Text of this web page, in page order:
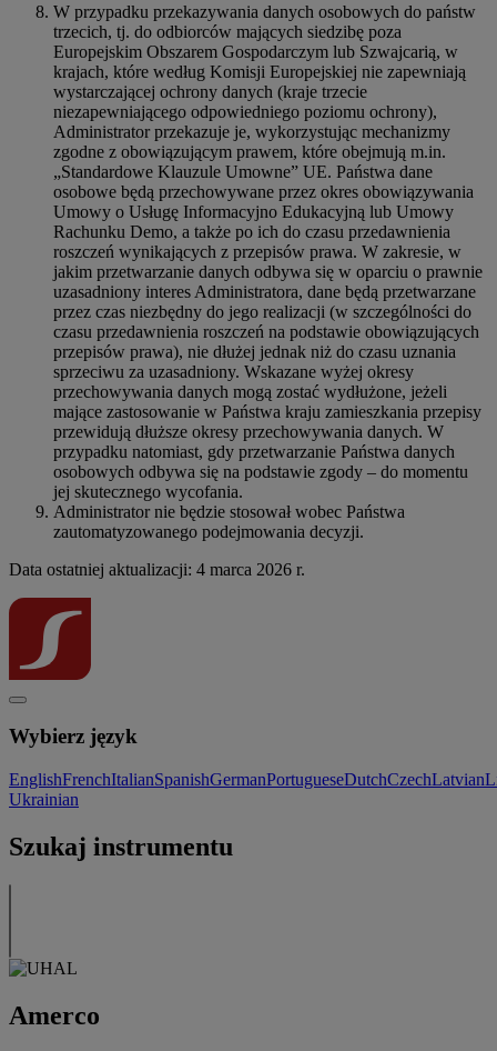
W przypadku przekazywania danych osobowych do państw
trzecich, tj. do odbiorców mających siedzibę poza
Europejskim Obszarem Gospodarczym lub Szwajcarią, w
krajach, które według Komisji Europejskiej nie zapewniają
wystarczającej ochrony danych (kraje trzecie
niezapewniającego odpowiedniego poziomu ochrony),
Administrator przekazuje je, wykorzystując mechanizmy
zgodne z obowiązującym prawem, które obejmują m.in.
„Standardowe Klauzule Umowne” UE. Państwa dane
osobowe będą przechowywane przez okres obowiązywania
Umowy o Usługę Informacyjno Edukacyjną lub Umowy
Rachunku Demo, a także po ich do czasu przedawnienia
roszczeń wynikających z przepisów prawa. W zakresie, w
jakim przetwarzanie danych odbywa się w oparciu o prawnie
uzasadniony interes Administratora, dane będą przetwarzane
przez czas niezbędny do jego realizacji (w szczególności do
czasu przedawnienia roszczeń na podstawie obowiązujących
przepisów prawa), nie dłużej jednak niż do czasu uznania
sprzeciwu za uzasadniony. Wskazane wyżej okresy
przechowywania danych mogą zostać wydłużone, jeżeli
mające zastosowanie w Państwa kraju zamieszkania przepisy
przewidują dłuższe okresy przechowywania danych. W
przypadku natomiast, gdy przetwarzanie Państwa danych
osobowych odbywa się na podstawie zgody – do momentu
jej skutecznego wycofania.
Administrator nie będzie stosował wobec Państwa
zautomatyzowanego podejmowania decyzji.
Data ostatniej aktualizacji: 4 marca 2026 r.
Wybierz język
EnglishFrenchItalianSpanishGermanPortugueseDutchCzechLatvian
Ukrainian
Szukaj instrumentu
Amerco